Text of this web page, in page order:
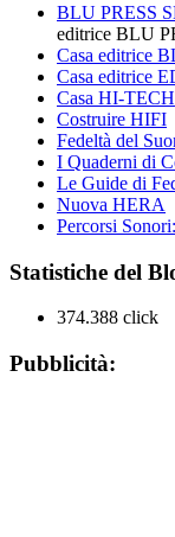
BLU PRESS
editrice BLU
Casa editrice
Casa editrice
Casa HI-TECH
Costruire HIFI
Fedeltà del
I Quaderni di
Le Guide di
Nuova HERA
Percorsi
Statistiche del
374.388 click
Pubblicità: